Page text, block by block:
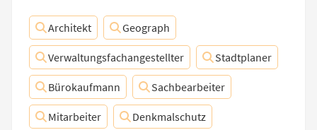
Architekt Geograph
Verwaltungsfachangestellter Stadtplaner
Bürokaufmann Sachbearbeiter
Mitarbeiter Denkmalschutz